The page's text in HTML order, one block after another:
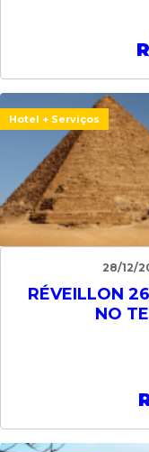
Hotel + Serviços
28/12/
RÉVEILLON
NO